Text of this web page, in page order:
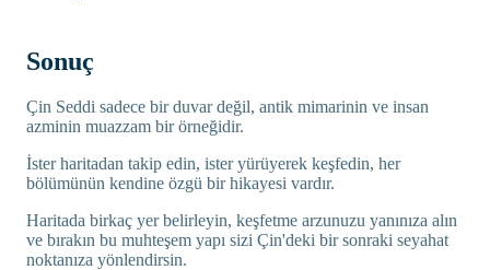
Sonuç
Çin Seddi sadece bir duvar değil, antik mimarinin ve insan
azminin muazzam bir örneğidir.
İster haritadan takip edin, ister yürüyerek keşfedin, her
bölümünün kendine özgü bir hikayesi vardır.
Haritada birkaç yer belirleyin, keşfetme arzunuzu yanınıza alın
ve bırakın bu muhteşem yapı sizi Çin'deki bir sonraki seyahat
noktanıza yönlendirsin.